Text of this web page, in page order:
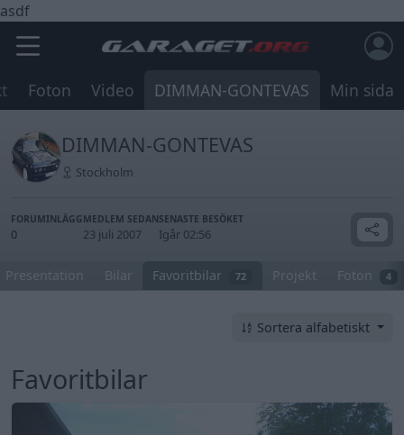
asdf
Foton Video DIMMAN-GONTEVAS Min sida
DIMMAN-GONTEVAS
Stockholm
FORUMINLÄGG
0
MEDLEM SEDAN
23 juli 2007
SENASTE BESÖKET
Igår 02:56
Presentation Bilar Favoritbilar 72 Projekt Foton 4
Sortera alfabetiskt
Favoritbilar